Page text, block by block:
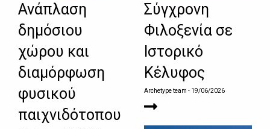
Ανάπλαση
δημόσιου
χώρου και
διαμόρφωση
φυσικού
παιχνιδότοπου
Σύγχρονη
Φιλοξενία σε
Ιστορικό
Κέλυφος
Archetype team - 19/06/2026